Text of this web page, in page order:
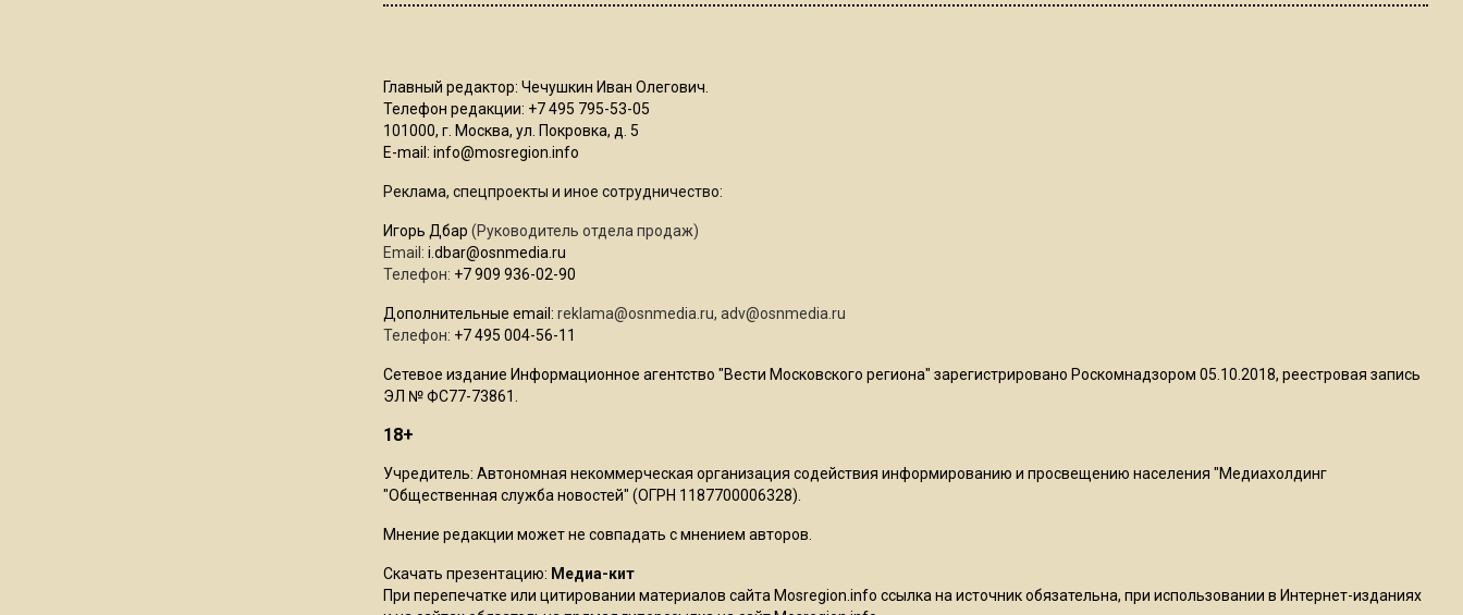
Роман Терюшков назвал
Главный редактор: Чечушкин Иван Олегович.
Телефон редакции: +7 495 795-53-05
101000, г. Москва, ул. Покровка, д. 5
E-mail: info@mosregion.info
Реклама, спецпроекты и иное сотрудничество:
Игорь Дбар (Руководитель отдела продаж)
Email: i.dbar@osnmedia.ru
Телефон: +7 909 936-02-90
Дополнительные email: reklama@osnmedia.ru, adv@osnmedia.ru
Телефон: +7 495 004-56-11
Сетевое издание Информационное агентство "Вести Московского региона" зарегистрировано Роскомнадзором 05.10.2018, реестровая запись
ЭЛ № ФС77-73861.
18+
Учредитель: Автономная некоммерческая организация содействия информированию и просвещению населения "Медиахолдинг
"Общественная служба новостей" (ОГРН 1187700006328).
Мнение редакции может не совпадать с мнением авторов.
Скачать презентацию: Медиа-кит
При перепечатке или цитировании материалов сайта Mosregion.info ссылка на источник обязательна, при использовании в Интернет-изданиях